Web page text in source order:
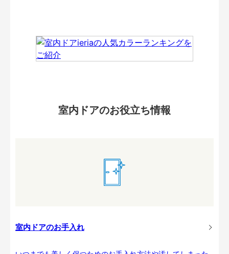
室内ドアのお役立ち情報
室内ドアのお手入れ